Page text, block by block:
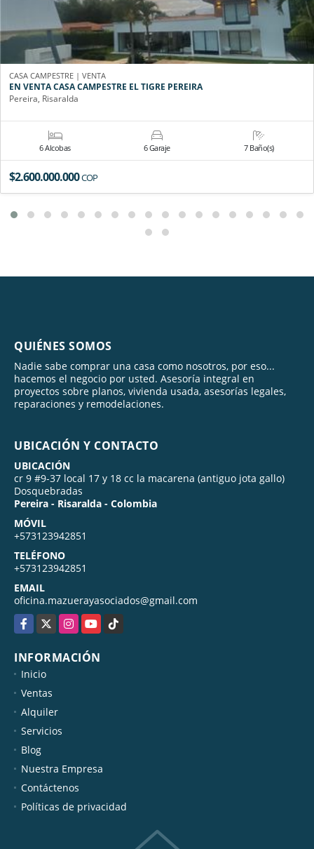
CASA CAMPESTRE | VENTA
EN VENTA CASA CAMPESTRE EL TIGRE PEREIRA
Pereira, Risaralda
6 Alcobas 6 Garaje 7 Baño(s)
$2.600.000.000COP
QUIÉNES SOMOS
Nadie sabe comprar una casa como nosotros, por eso...
hacemos el negocio por usted. Asesoría integral en
proyectos sobre planos, vivienda usada, asesorías legales,
reparaciones y remodelaciones.
UBICACIÓN Y CONTACTO
UBICACIÓN
cr 9 #9-37 local 17 y 18 cc la macarena (antiguo jota gallo)
Dosquebradas
Pereira - Risaralda - Colombia
MÓVIL
+573123942851
TELÉFONO
+573123942851
EMAIL
oficina.mazuerayasociados@gmail.com
Facebook
X InstagramYouTubeTikTok
INFORMACIÓN
Inicio
Ventas
Alquiler
Servicios
Blog
Nuestra Empresa
Contáctenos
Políticas de privacidad